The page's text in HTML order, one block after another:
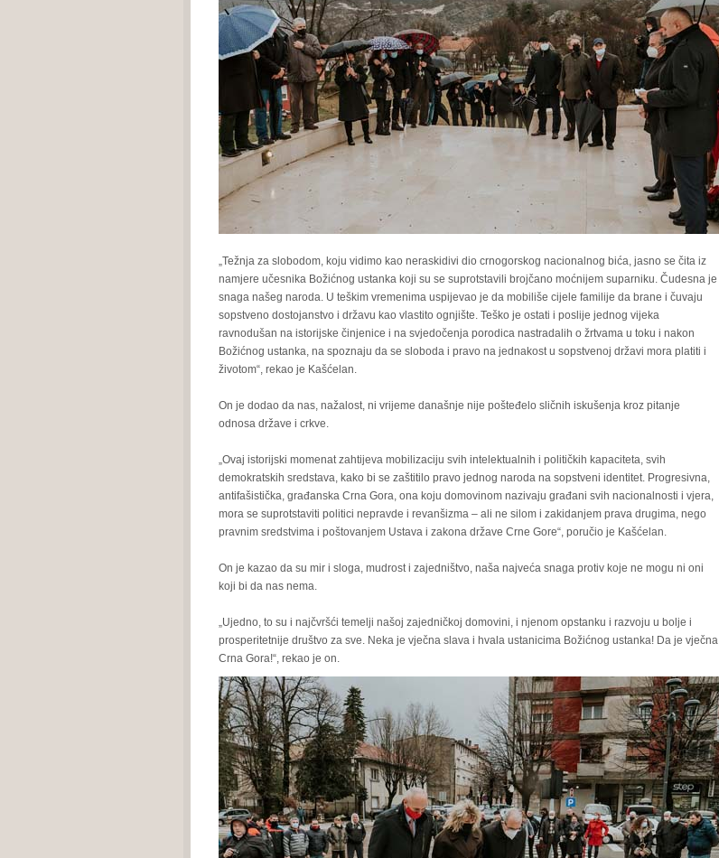
„Težnja za slobodom, koju vidimo kao neraskidivi dio crnogorskog nacionalnog bića, jasno se čita iz
namjere učesnika Božićnog ustanka koji su se suprotstavili brojčano moćnijem suparniku. Čudesna je
snaga našeg naroda. U teškim vremenima uspijevao je da mobiliše cijele familije da brane i čuvaju
sopstveno dostojanstvo i državu kao vlastito ognjište. Teško je ostati i poslije jednog vijeka
ravnodušan na istorijske činjenice i na svjedočenja porodica nastradalih o žrtvama u toku i nakon
Božićnog ustanka, na spoznaju da se sloboda i pravo na jednakost u sopstvenoj državi mora platiti i
životom“, rekao je Kašćelan.
On je dodao da nas, nažalost, ni vrijeme današnje nije pošteđelo sličnih iskušenja kroz pitanje
odnosa države i crkve.
„Ovaj istorijski momenat zahtijeva mobilizaciju svih intelektualnih i političkih kapaciteta, svih
demokratskih sredstava, kako bi se zaštitilo pravo jednog naroda na sopstveni identitet. Progresivna,
antifašistička, građanska Crna Gora, ona koju domovinom nazivaju građani svih nacionalnosti i vjera,
mora se suprotstaviti politici nepravde i revanšizma – ali ne silom i zakidanjem prava drugima, nego
pravnim sredstvima i poštovanjem Ustava i zakona države Crne Gore“, poručio je Kašćelan.
On je kazao da su mir i sloga, mudrost i zajedništvo, naša najveća snaga protiv koje ne mogu ni oni
koji bi da nas nema.
„Ujedno, to su i najčvršći temelji našoj zajedničkoj domovini, i njenom opstanku i razvoju u bolje i
prosperitetnije društvo za sve. Neka je vječna slava i hvala ustanicima Božićnog ustanka! Da je vječna
Crna Gora!“, rekao je on.